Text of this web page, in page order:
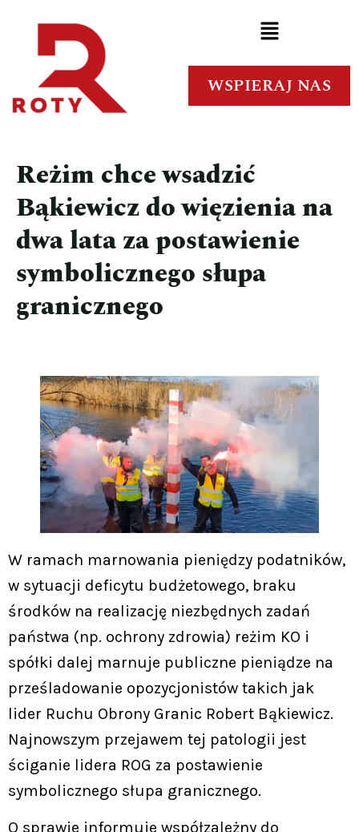
WSPIERAJ NAS
Reżim chce wsadzić
Bąkiewicz do więzienia na
dwa lata za postawienie
symbolicznego słupa
granicznego
W ramach marnowania pieniędzy podatników,
w sytuacji deficytu budżetowego, braku
środków na realizację niezbędnych zadań
państwa (np. ochrony zdrowia) reżim KO i
spółki dalej marnuje publiczne pieniądze na
prześladowanie opozycjonistów takich jak
lider Ruchu Obrony Granic Robert Bąkiewicz.
Najnowszym przejawem tej patologii jest
ściganie lidera ROG za postawienie
symbolicznego słupa granicznego.
O sprawie informuje współzależny do